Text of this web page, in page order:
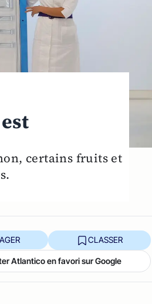
certains fruits et
CLASSER
Atlantico en favori sur Google